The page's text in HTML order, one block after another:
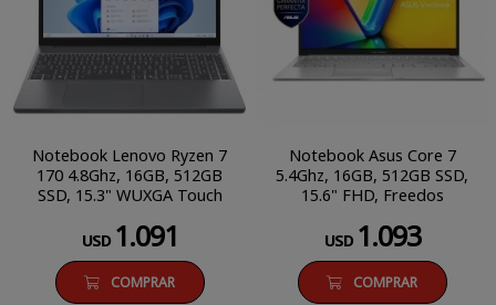
Notebook Lenovo Ryzen 7
170 4.8Ghz, 16GB, 512GB
SSD, 15.3" WUXGA Touch
USD 1.091
COMPRAR
Notebook Asus Core 7
5.4Ghz, 16GB, 512GB SSD,
15.6" FHD, Freedos
USD 1.093
COMPRAR